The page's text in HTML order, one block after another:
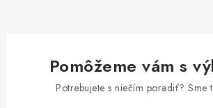
Pomôžeme vám s
Potrebujete s niečím poradiť? Sme